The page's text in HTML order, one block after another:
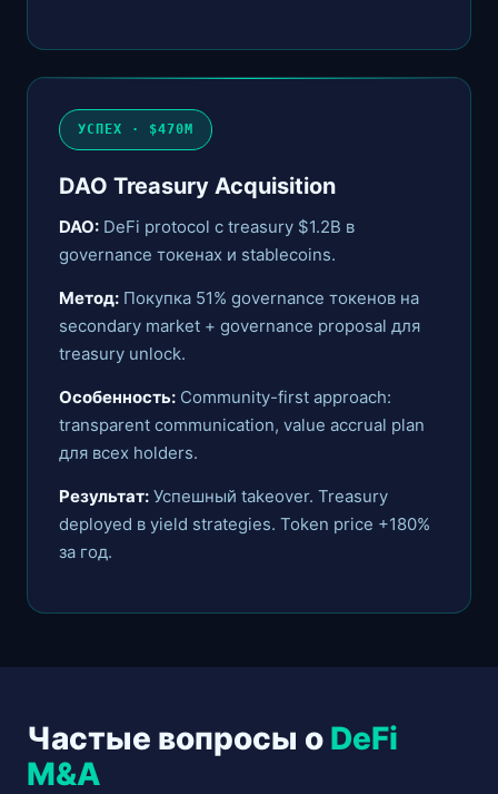
УСПЕХ · $470M
DAO Treasury Acquisition
DAO: DeFi protocol с treasury $1.2B в
governance токенах и stablecoins.
Метод: Покупка 51% governance токенов на
secondary market + governance proposal для
treasury unlock.
Особенность: Community-first approach:
transparent communication, value accrual plan
для всех holders.
Результат: Успешный takeover. Treasury
deployed в yield strategies. Token price +180%
за год.
Частые вопросы о DeFi
M&A